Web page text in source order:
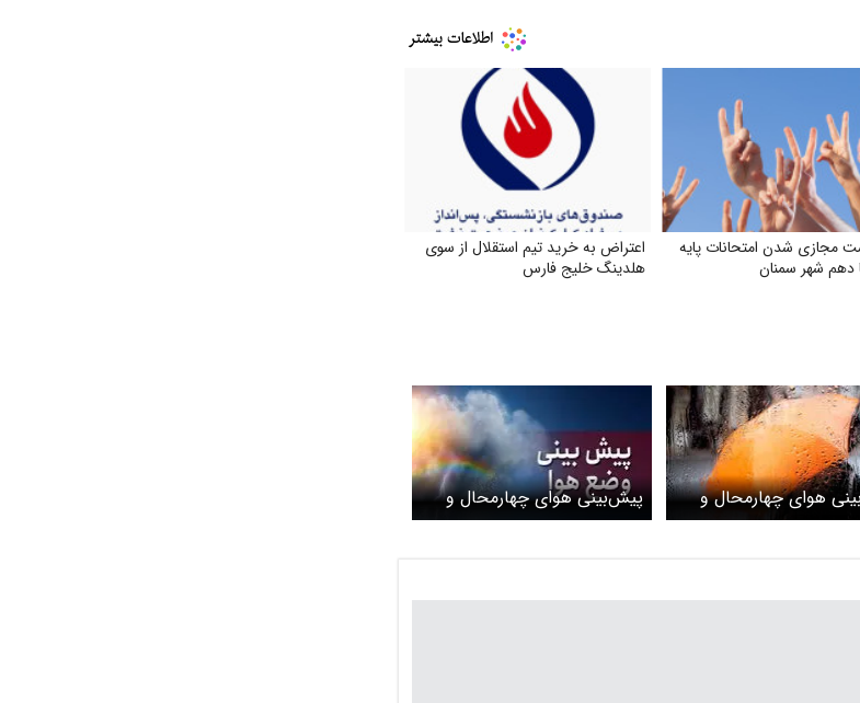
مجازی شدن امتحانات پایه
دهم شهر سمنان
اعتراض به خرید تیم استقلال از سوی
هلدینگ خلیج فارس
هوای چهارمحال و
بختیاری و شهرکرد؛ یکشنبه ۳
پیش‌بینی هوای چهارمحال و
بختیاری و شهرکرد؛ سه‌شنبه ۲۸